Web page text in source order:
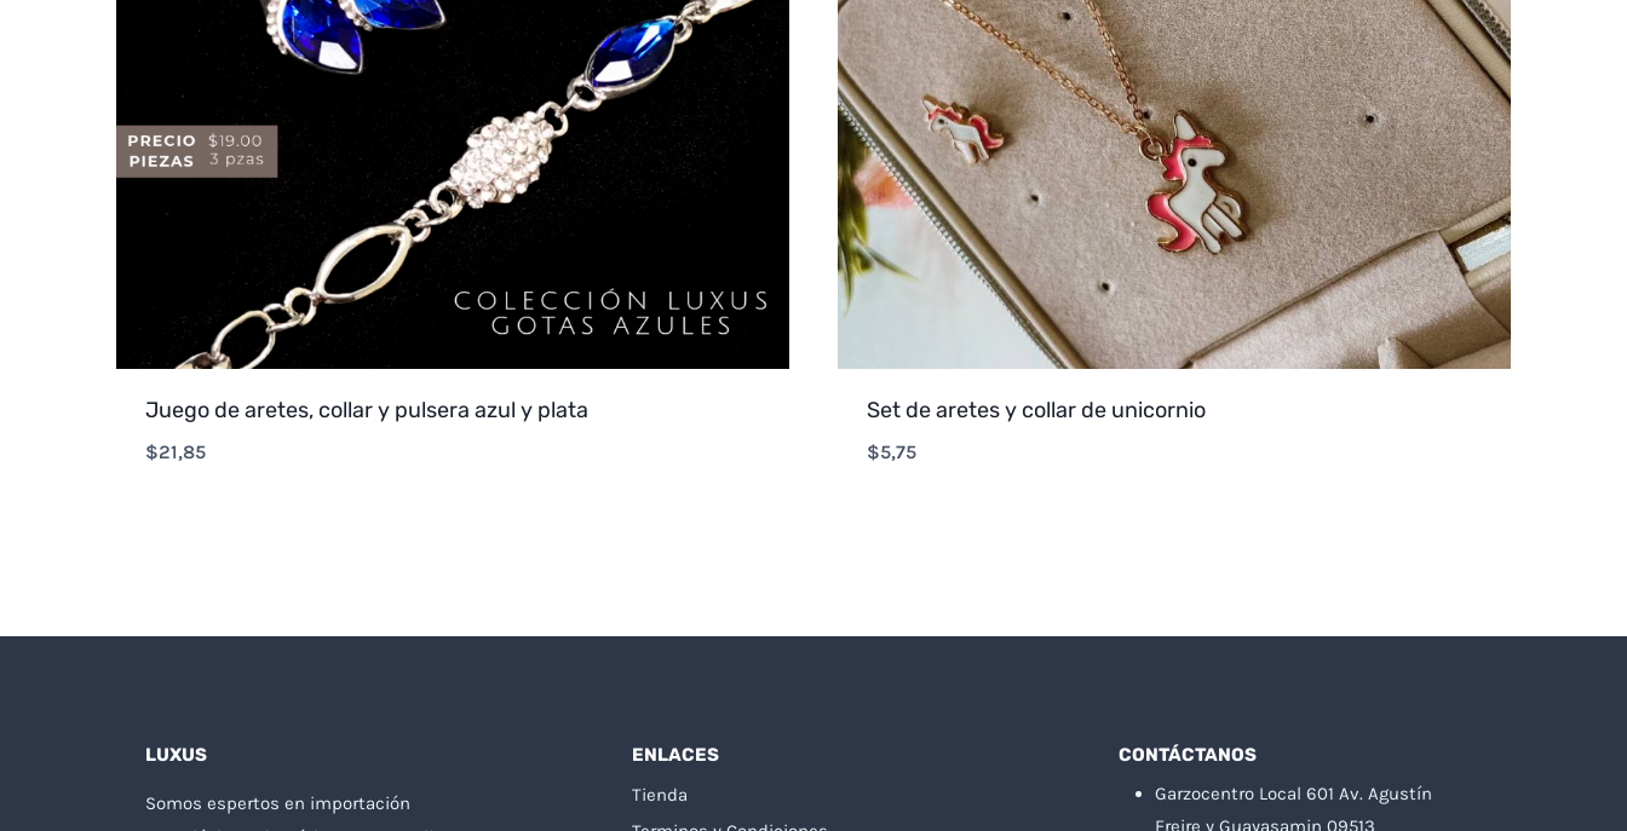
Juego de aretes, collar y pulsera azul y plata
$21,85
Set de aretes y collar de unicornio
$5,75
LUXUS
Somos espertos en importación
ENLACES
Tienda
CONTÁCTANOS
Garzocentro Local 601 Av. Agustín
Freire y Guayasamin 09513